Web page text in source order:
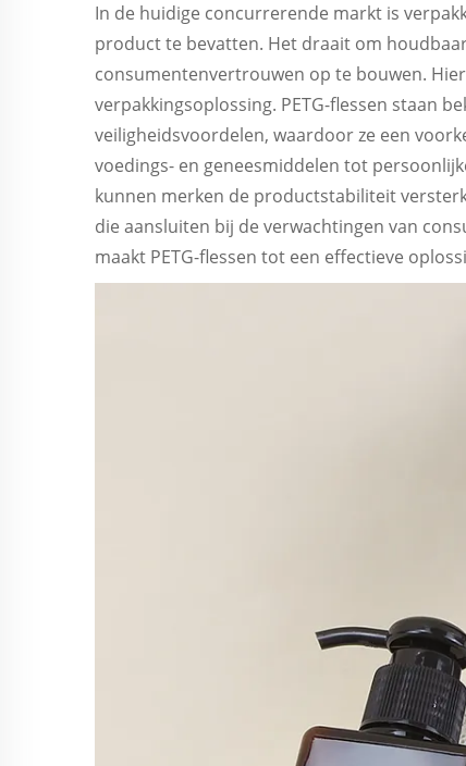
In de huidige concurrerende markt is
product te bevatten. Het draait om
consumentenvertrouwen op te bouwen.
verpakkingsoplossing. PETG-flessen staan
veiligheidsvoordelen, waardoor ze een
voedings- en geneesmiddelen tot
kunnen merken de productstabiliteit
die aansluiten bij de verwachtingen van
maakt PETG-flessen tot een effectieve